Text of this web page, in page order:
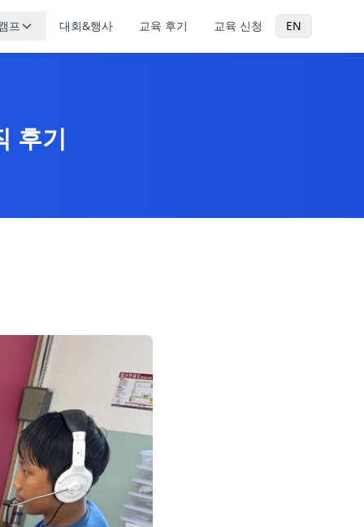
프 대회&행사 교육 후기 교육 신청 EN
후기